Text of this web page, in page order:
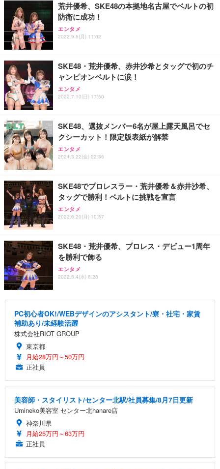
荒井優希、SKE48の本拠地名古屋でベルトの初
防衛に成功！
エンタメ
2022.9.5(月) 11:02
SKE48・荒井優希、赤井沙希とタッグで初のチ
ャンピオンベルトに涙！
エンタメ
2022.7.10(日) 17:50
SKE48、選抜メンバー6名が屋上露天風呂でセ
クシーカット！限定版表紙が解禁
エンタメ
2024.3.22(金) 22:36
SKE48でプロレスラー・荒井優希＆赤井沙希、
タッグで勝利！ベルトに挑戦を宣言
エンタメ
2022.6.20(月) 10:57
SKE48・荒井優希、プロレス・デビュー1周年
を勝利で飾る
エンタメ
2022.5.4(水) 8:28
PC初心者OK!/WEBデザインのアシスタント/寮・社宅・家賃
補助あり/未経験活躍
株式会社RIOT GROUP
東京都
月給28万円～50万円
正社員
美容師・スタイリスト/センター北駅/社員募集/8月7日更新
Umineko美容室 センター北hanare店
神奈川県
月給25万円～63万円
正社員